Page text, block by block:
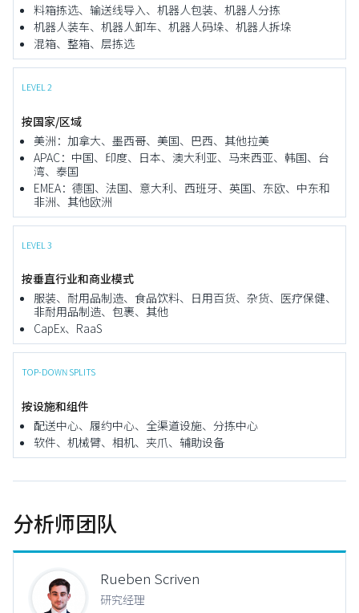
料箱拣选、输送线导入、机器人包装、机器人分拣
机器人装车、机器人卸车、机器人码垛、机器人拆垛
混箱、整箱、层拣选
LEVEL 2
按国家/区域
美洲：加拿大、墨西哥、美国、巴西、其他拉美
APAC：中国、印度、日本、澳大利亚、马来西亚、韩国、台
湾、泰国
EMEA：德国、法国、意大利、西班牙、英国、东欧、中东和
非洲、其他欧洲
LEVEL 3
按垂直行业和商业模式
服装、耐用品制造、食品饮料、日用百货、杂货、医疗保健、
非耐用品制造、包裹、其他
CapEx、RaaS
TOP-DOWN SPLITS
按设施和组件
配送中心、履约中心、全渠道设施、分拣中心
软件、机械臂、相机、夹爪、辅助设备
分析师团队
Rueben Scriven
研究经理